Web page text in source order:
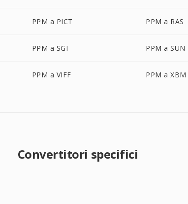
PPM a PICT PPM a RAS
PPM a SGI PPM a SUN
PPM a VIFF PPM a XBM
Convertitori specifici